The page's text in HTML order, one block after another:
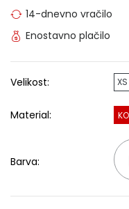
14-dnevno vračilo
Enostavno plačilo
Velikost: XS
Material:
Barva: